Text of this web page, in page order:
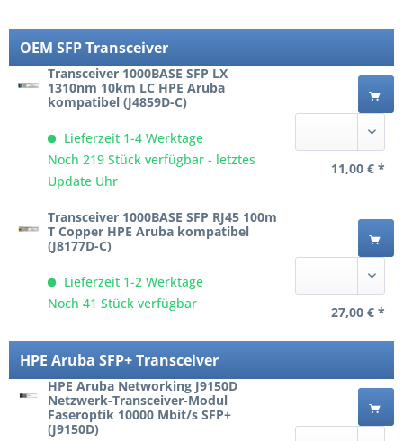
OEM SFP Transceiver
Transceiver 1000BASE SFP LX
1310nm 10km LC HPE Aruba
kompatibel (J4859D-C)
Lieferzeit 1-4 Werktage
Noch 219 Stück verfügbar - letztes
Update Uhr
11,00 € *
Transceiver 1000BASE SFP RJ45 100m
T Copper HPE Aruba kompatibel
(J8177D-C)
Lieferzeit 1-2 Werktage
Noch 41 Stück verfügbar
27,00 € *
HPE Aruba SFP+ Transceiver
HPE Aruba Networking J9150D
Netzwerk-Transceiver-Modul
Faseroptik 10000 Mbit/s SFP+
(J9150D)